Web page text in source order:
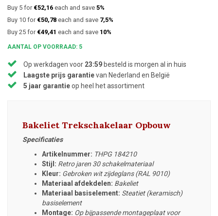
Buy 5 for €52,16 each and save 5%
Buy 10 for €50,78 each and save 7,5%
Buy 25 for €49,41 each and save 10%
AANTAL OP VOORRAAD: 5
Op werkdagen voor 23:59 besteld is morgen al in huis
Laagste prijs garantievan Nederland en België
5 jaar garantieop heel het assortiment
Bakeliet Trekschakelaar Opbouw
Specificaties
Artikelnummer: THPG 184210
Stijl: Retro jaren 30 schakelmateriaal
Kleur: Gebroken wit zijdeglans (RAL 9010)
Materiaal afdekdelen: Bakeliet
Materiaal basiselement: Steatiet (keramisch)
basiselement
Montage: Op bijpassende montageplaat voor